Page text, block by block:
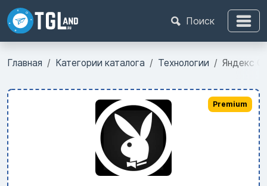
Поиск
Главная Категории каталога Технологии Яндекс
Premium